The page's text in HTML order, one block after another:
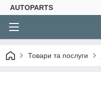
AUTOPARTS
Товари та послуги